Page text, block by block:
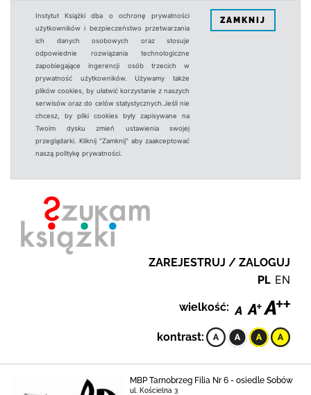
Instytut Książki dba o ochronę prywatności
użytkowników i bezpieczeństwo przetwarzania
ich danych osobowych oraz stosuje
odpowiednie rozwiązania technologiczne
zapobiegające ingerencji osób trzecich w
prywatność użytkowników. Używamy także
plików cookies, by ułatwić korzystanie z naszych
serwisów oraz do celów statystycznych.Jeśli nie
chcesz, by pliki cookies były zapisywane na
Twoim dysku zmień ustawienia swojej
przeglądarki. Kliknij "Zamknij" aby zaakceptować
naszą politykę prywatności.
ZAMKNIJ
ZAREJESTRUJ / ZALOGUJ
PL EN
wielkość:
kontrast:
MBP Tarnobrzeg Filia Nr 6 - osiedle Sobów
ul. Kościelna 3